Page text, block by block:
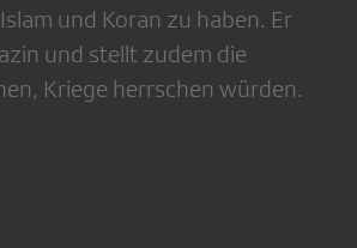
und Koran zu haben. Er
und stellt zudem die
Kriege herrschen würden.